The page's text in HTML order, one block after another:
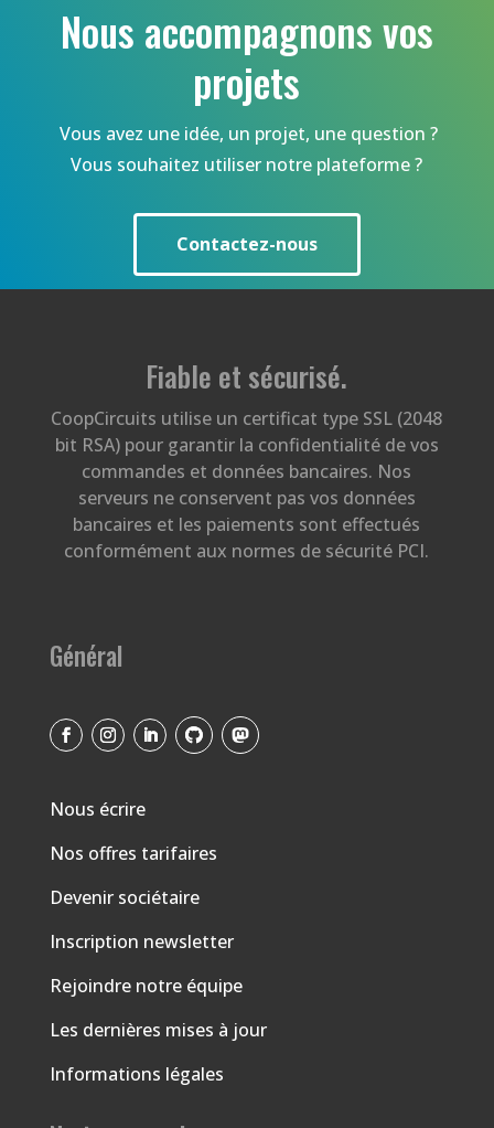
Nous accompagnons vos
projets
Vous avez une idée, un projet, une question ?
Vous souhaitez utiliser notre plateforme ?
Contactez-nous
Fiable et sécurisé.
CoopCircuits utilise un certificat type SSL (2048
bit RSA) pour garantir la confidentialité de vos
commandes et données bancaires. Nos
serveurs ne conservent pas vos données
bancaires et les paiements sont effectués
conformément aux normes de sécurité PCI.
Général
Nous écrire
Nos offres tarifaires
Devenir sociétaire
Inscription newsletter
Rejoindre notre équipe
Les dernières mises à jour
Informations légales